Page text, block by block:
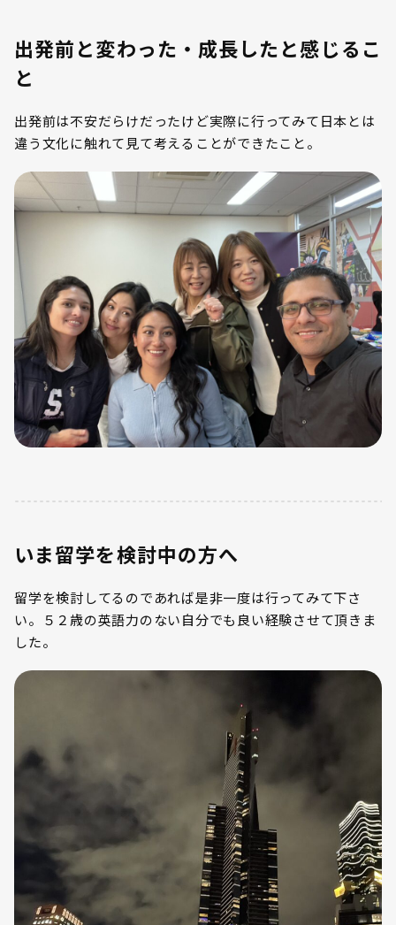
出発前と変わった・成長したと感じるこ
と
出発前は不安だらけだったけど実際に行ってみて日本とは
違う文化に触れて見て考えることができたこと。
いま留学を検討中の方へ
留学を検討してるのであれば是非一度は行ってみて下さ
い。５２歳の英語力のない自分でも良い経験させて頂きま
した。